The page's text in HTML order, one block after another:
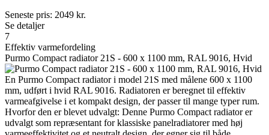
Seneste pris: 2049 kr.
Se detaljer
7
Effektiv varmefordeling
Purmo Compact radiator 21S - 600 x 1100 mm, RAL 9016, Hvid
En Purmo Compact radiator i model 21S med målene 600 x 1100
mm, udført i hvid RAL 9016. Radiatoren er beregnet til effektiv
varmeafgivelse i et kompakt design, der passer til mange typer rum.
Hvorfor den er blevet udvalgt: Denne Purmo Compact radiator er
udvalgt som repræsentant for klassiske panelradiatorer med høj